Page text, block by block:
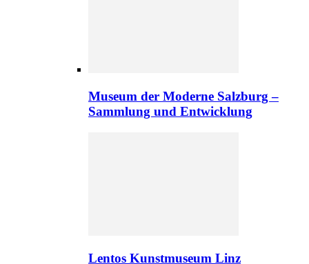
Museum der Moderne Salzburg –
Sammlung und Entwicklung
Lentos Kunstmuseum Linz